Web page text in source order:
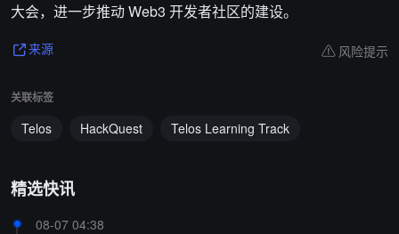
大会，进一步推动 Web3 开发者社区的建设。
来源 风险提示
关联标签
Telos HackQuest Telos Learning Track
精选快讯
08-07 04:38